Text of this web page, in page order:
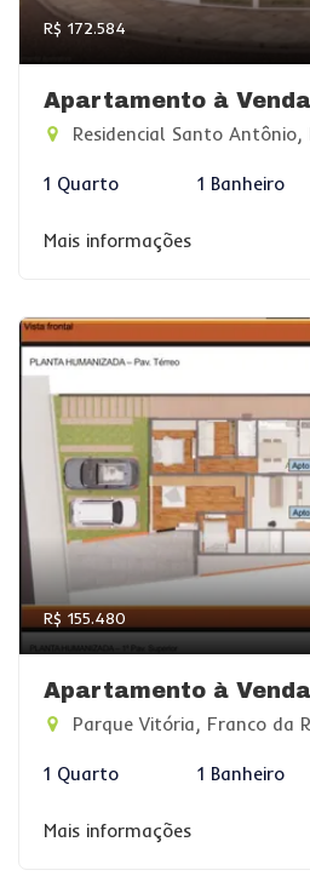
R$ 172.584
Apartamento à
Residencial Santo Antônio,
1 Quarto 1 Banheiro
Mais informações
R$ 155.480
Apartamento à
Parque Vitória, Franco da
1 Quarto 1 Banheiro
Mais informações